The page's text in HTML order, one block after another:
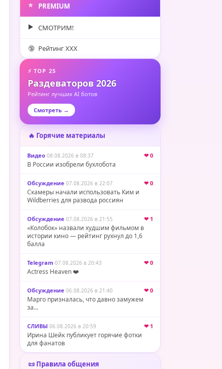
⭐️ PREMIUM
▶️ СМОТРИМ!
🔞 Рейтинг XXX
⚡ TOP 25
Раздеваторов 2026
Рейтинг лучших AI ботов
Смотреть →
🔥 Горячие материалы
Видео·08.08.2026 в 08:37 ❤ 0
В России изобрели бухлобота
Обсуждение·07.08.2026 в 22:07 ❤ 0
Скамеры начали использовать Ким и
Wildberries для развода россиян
Обсуждение·07.08.2026 в 21:55 ❤ 1
«Колобок» назвали худшим фильмом в
истории кино — рейтинг рухнул до 1,6
балла
Telegram·07.08.2026 в 20:43 ❤ 0
Actress Heaven ❤️
Обсуждение·06.08.2026 в 21:40 ❤ 0
Марго призналась, что давно замужем
за...
СЛИВЫ·06.08.2026 в 20:59 ❤ 1
Ирина Шейк публикует горячие фотки
для фанатов
📜 Правила общения